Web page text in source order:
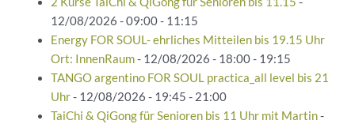
12/08/2026 - 09:00 - 11:15
Energy FOR SOUL- ehrliches Mitteilen bis 19.15 Uhr
Ort: InnenRaum- 12/08/2026 - 18:00 - 19:15
TANGO argentino FOR SOUL practica_all level bis 21
Uhr- 12/08/2026 - 19:45 - 21:00
TaiChi & QiGong für Senioren bis 11 Uhr mit Martin-